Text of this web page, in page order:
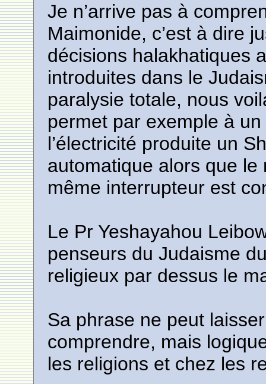
Je n’arrive pas à
Maimonide, c’est à dire
décisions halakhatiques
introduites dans le
paralysie totale, nous
permet par exemple à
l’électricité produite un
automatique alors que
même interrupteur est
Le Pr Yeshayahou
penseurs du Judaisme
religieux par dessus le
Sa phrase ne peut
comprendre, mais
les religions et chez les